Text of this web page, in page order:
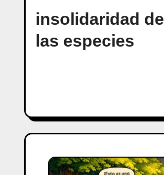
insolidaridad de
las especies